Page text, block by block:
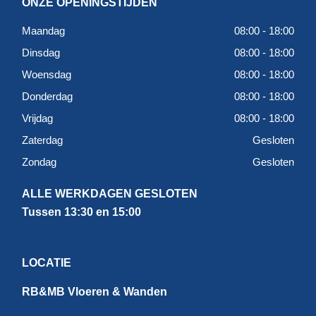
ONZE OPENINGSTIJDEN
Maandag
08:00 - 18:00
Dinsdag
08:00 - 18:00
Woensdag
08:00 - 18:00
Donderdag
08:00 - 18:00
Vrijdag
08:00 - 18:00
Zaterdag
Gesloten
Zondag
Gesloten
ALLE WERKDAGEN GESLOTEN
Tussen 13:30 en 15:00
LOCATIE
RB&MB Vloeren & Wanden